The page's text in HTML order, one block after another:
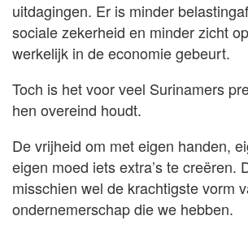
uitdagingen. Er is minder
sociale zekerheid en minder zicht
werkelijk in de economie gebeurt.
Toch is het voor veel Surinamers
hen overeind houdt.
De vrijheid om met eigen handen,
eigen moed iets extra’s te creëren.
misschien wel de krachtigste vorm
ondernemerschap die we hebben.